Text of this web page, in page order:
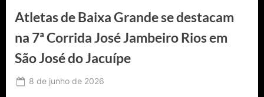
Atletas de Baixa Grande se destacam
na 7ª Corrida José Jambeiro Rios em
São José do Jacuípe
Posted
8 de junho de 2026